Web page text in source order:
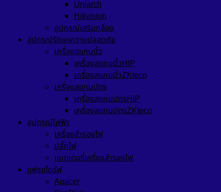
Uniarch
Hikvision
อุปกรณ์เสริมกล้อง
อุปกรณ์รักษาความปลอดภัย
เครื่องสแกนนิ้ว
เครื่องสแกนนิ้วHIP
เครื่องสแกนนิ้วZKteco
เครื่องสแกนบัตร
เครื่องสแกนบัตรHIP
เครื่องสแกนบัตรZKteco
อุปกรณ์ไฟฟ้า
เครื่องสำรองไฟ
ปลั๊กไฟ
แบตเตอรี่เครื่องสำรองไฟ
แฟรชไดร์ฟ
Apacer